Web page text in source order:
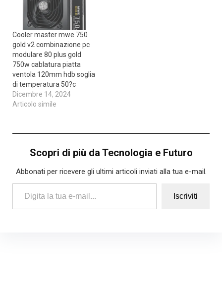
Cooler master mwe 750
gold v2 combinazione pc
modulare 80 plus gold
750w cablatura piatta
ventola 120mm hdb soglia
di temperatura 50?c
Dicembre 14, 2024
Articolo simile
Scopri di più da Tecnologia e Futuro
Abbonati per ricevere gli ultimi articoli inviati alla tua e-mail.
Digita la tua e-mail...
Iscriviti